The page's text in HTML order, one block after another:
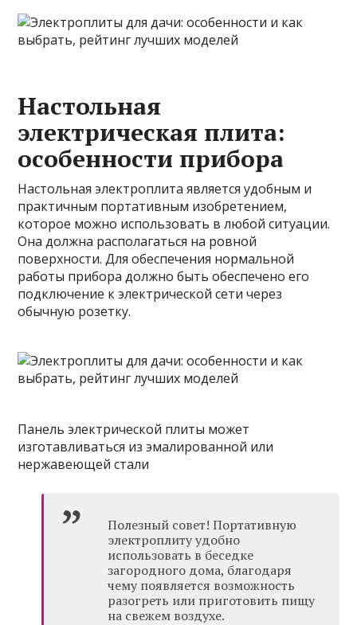
Настольная
электрическая плита:
особенности прибора
Настольная электроплита является удобным и
практичным портативным изобретением,
которое можно использовать в любой ситуации.
Она должна располагаться на ровной
поверхности. Для обеспечения нормальной
работы прибора должно быть обеспечено его
подключение к электрической сети через
обычную розетку.
Панель электрической плиты может
изготавливаться из эмалированной или
нержавеющей стали
Полезный совет! Портативную
электроплиту удобно
использовать в беседке
загородного дома, благодаря
чему появляется возможность
разогреть или приготовить пищу
на свежем воздухе.